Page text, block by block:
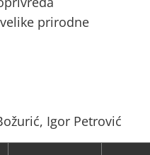
prirodne
Igor Petrović